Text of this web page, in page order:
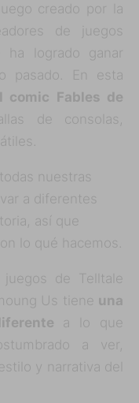
creado por la
de juegos
ha logrado ganar
pasado. En esta
comic Fables de
de consolas,
nuestras
a diferentes
así que
lo qué hacemos.
de Telltale
Us tiene una
a lo que
a ver,
y narrativa del